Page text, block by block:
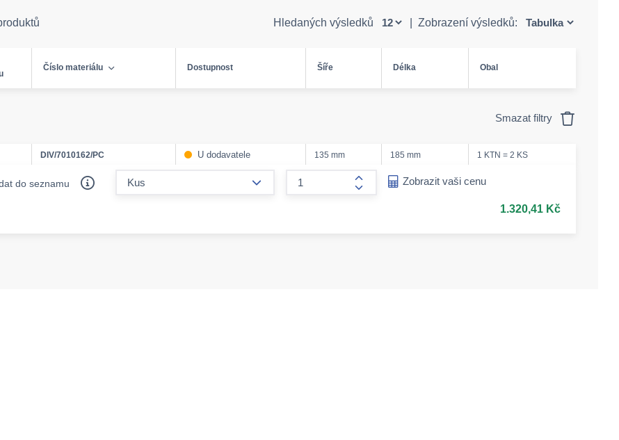
Hledaných výsledků Zobrazení výsledků:
Číslo materiálu Dostupnost Šíře Délka Obal
Smazat filtry
DIV/7010162/PC U dodavatele 135 mm 185 mm 1 KTN = 2 KS
do seznamu
form.increase-amount
Zobrazit vaši cenu
1.320,41 Kč